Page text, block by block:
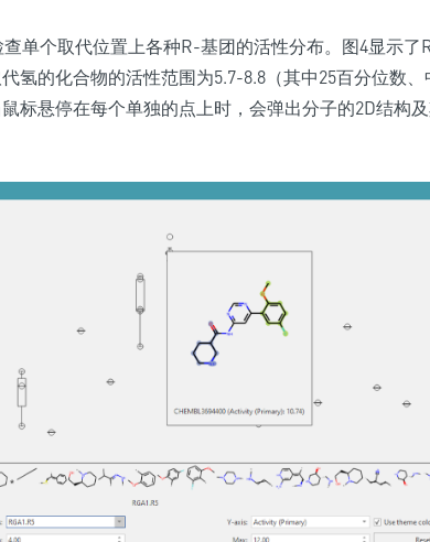
单个取代位置上各种R-基团的活性分布。图4显示了
氢的化合物的活性范围为5.7-8.8（其中25百分位数、
标悬停在每个单独的点上时，会弹出分子的2D结构